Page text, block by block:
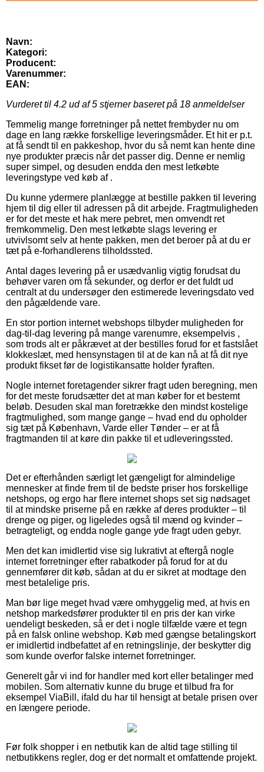
Navn:
Kategori:
Producent:
Varenummer:
EAN:
Vurderet til 4.2 ud af 5 stjerner baseret på 18 anmeldelser
Temmelig mange forretninger på nettet frembyder nu om
dage en lang række forskellige leveringsmåder. Et hit er p.t.
at få sendt til en pakkeshop, hvor du så nemt kan hente dine
nye produkter præcis når det passer dig. Denne er nemlig
super simpel, og desuden endda den mest letkøbte
leveringstype ved køb af .
Du kunne ydermere planlægge at bestille pakken til levering
hjem til dig eller til adressen på dit arbejde. Fragtmuligheden
er for det meste et hak mere pebret, men omvendt ret
fremkommelig. Den mest letkøbte slags levering er
utvivlsomt selv at hente pakken, men det beroer på at du er
tæt på e-forhandlerens tilholdssted.
Antal dages levering på er usædvanlig vigtig forudsat du
behøver varen om få sekunder, og derfor er det fuldt ud
centralt at du undersøger den estimerede leveringsdato ved
den pågældende vare.
En stor portion internet webshops tilbyder muligheden for
dag-til-dag levering på mange varenumre, eksempelvis ,
som trods alt er påkrævet at der bestilles forud for et fastslået
klokkeslæt, med hensynstagen til at de kan nå at få dit nye
produkt fikset før de logistikansatte holder fyraften.
Nogle internet foretagender sikrer fragt uden beregning, men
for det meste forudsætter det at man køber for et bestemt
beløb. Desuden skal man foretrække den mindst kostelige
fragtmulighed, som mange gange – hvad end du opholder
sig tæt på København, Varde eller Tønder – er at få
fragtmanden til at køre din pakke til et udleveringssted.
Det er efterhånden særligt let gængeligt for almindelige
mennesker at finde frem til de bedste priser hos forskellige
netshops, og ergo har flere internet shops set sig nødsaget
til at mindske priserne på en række af deres produkter – til
drenge og piger, og ligeledes også til mænd og kvinder –
betragteligt, og endda nogle gange yde fragt uden gebyr.
Men det kan imidlertid vise sig lukrativt at eftergå nogle
internet forretninger efter rabatkoder på forud for at du
gennemfører dit køb, sådan at du er sikret at modtage den
mest betalelige pris.
Man bør lige meget hvad være omhyggelig med, at hvis en
netshop markedsfører produkter til en pris der kan virke
uendeligt beskeden, så er det i nogle tilfælde være et tegn
på en falsk online webshop. Køb med gængse betalingskort
er imidlertid indbefattet af en retningslinje, der beskytter dig
som kunde overfor falske internet forretninger.
Generelt går vi ind for handler med kort eller betalinger med
mobilen. Som alternativ kunne du bruge et tilbud fra for
eksempel ViaBill, ifald du har til hensigt at betale prisen over
en længere periode.
Før folk shopper i en netbutik kan de altid tage stilling til
netbutikkens regler, dog er det normalt et omfattende projekt.